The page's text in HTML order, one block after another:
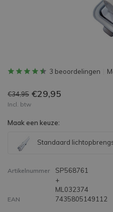
3 beoordelingen
€34,95 €29,95
Incl. btw
Maak een keuze:
Standaard
Artikelnummer
SP568761
+
ML032374
EAN 7435805149112